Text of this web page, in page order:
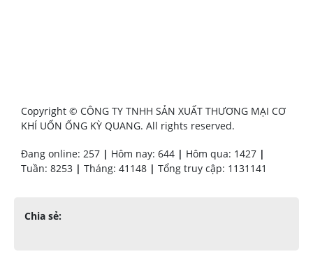
Copyright © CÔNG TY TNHH SẢN XUẤT THƯƠNG MẠI CƠ
KHÍ UỐN ỐNG KỲ QUANG. All rights reserved.
Đang online: 257 | Hôm nay: 644 | Hôm qua: 1427 |
Tuần: 8253 | Tháng: 41148 | Tổng truy cập: 1131141
Chia sẻ: